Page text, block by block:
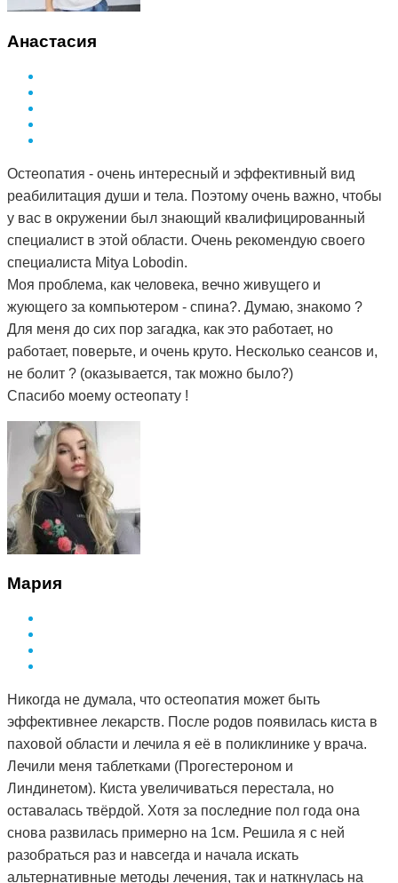
Анастасия
Остеопатия - очень интересный и эффективный вид
реабилитация души и тела. Поэтому очень важно, чтобы
у вас в окружении был знающий квалифицированный
специалист в этой области. Очень рекомендую своего
специалиста Mitya Lobodin.
Моя проблема, как человека, вечно живущего и
жующего за компьютером - спина?. Думаю, знакомо ?
Для меня до сих пор загадка, как это работает, но
работает, поверьте, и очень круто. Несколько сеансов и,
не болит ? (оказывается, так можно было?)
Спасибо моему остеопату !
Мария
Никогда не думала, что остеопатия может быть
эффективнее лекарств. После родов появилась киста в
паховой области и лечила я её в поликлинике у врача.
Лечили меня таблетками (Прогестероном и
Линдинетом). Киста увеличиваться перестала, но
оставалась твёрдой. Хотя за последние пол года она
снова развилась примерно на 1см. Решила я с ней
разобраться раз и навсегда и начала искать
альтернативные методы лечения, так и наткнулась на